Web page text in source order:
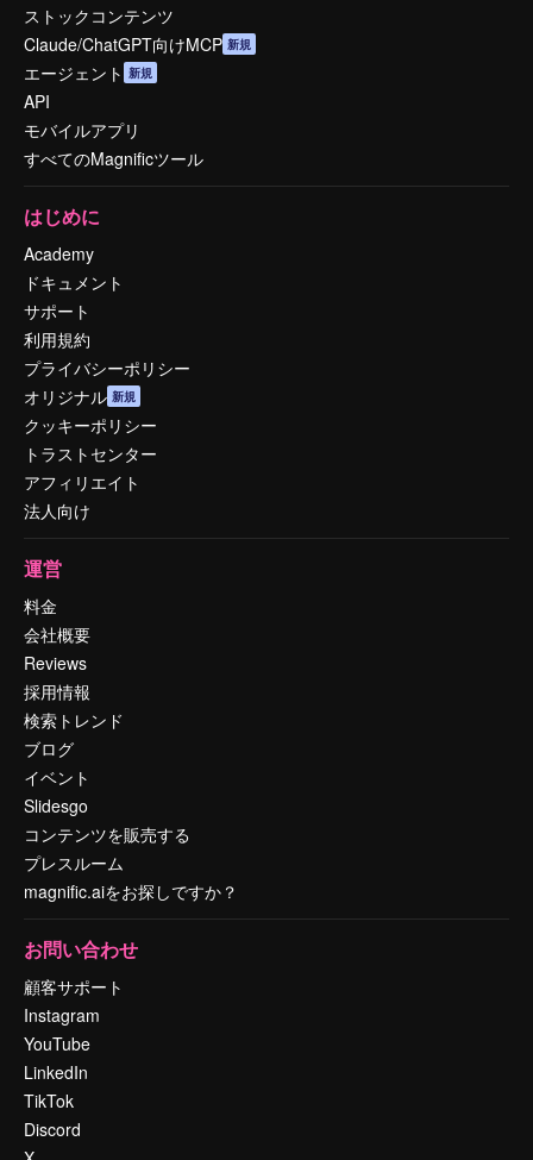
ストックコンテンツ
Claude/ChatGPT向けMCP 新規
エージェント 新規
API
モバイルアプリ
すべてのMagnificツール
はじめに
Academy
ドキュメント
サポート
利用規約
プライバシーポリシー
オリジナル 新規
クッキーポリシー
トラストセンター
アフィリエイト
法人向け
運営
料金
会社概要
Reviews
採用情報
検索トレンド
ブログ
イベント
Slidesgo
コンテンツを販売する
プレスルーム
magnific.aiをお探しですか？
お問い合わせ
顧客サポート
Instagram
YouTube
LinkedIn
TikTok
Discord